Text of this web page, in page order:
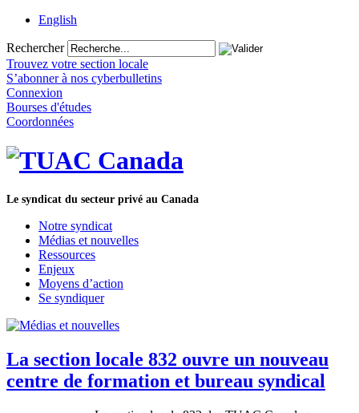
English
Rechercher
Trouvez votre section locale
S’abonner à nos cyberbulletins
Connexion
Bourses d'études
Coordonnées
Le syndicat du secteur privé au Canada
Notre syndicat
Médias et nouvelles
Ressources
Enjeux
Moyens d’action
Se syndiquer
La section locale 832 ouvre un nouveau
centre de formation et bureau syndical